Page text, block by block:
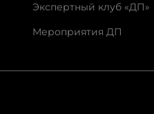
Экспертный клуб «ДП»
Мероприятия ДП